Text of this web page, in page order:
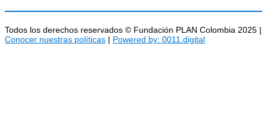
Todos los derechos reservados © Fundación PLAN Colombia 2025 |
Conocer nuestras políticas | Powered by: 0011.digital